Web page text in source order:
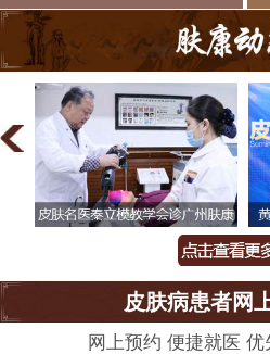
皮肤病患者网
网上预约 便捷就医